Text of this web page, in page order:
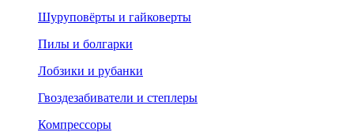
Шуруповёрты и гайковерты
Пилы и болгарки
Лобзики и рубанки
Гвоздезабиватели и степлеры
Компрессоры